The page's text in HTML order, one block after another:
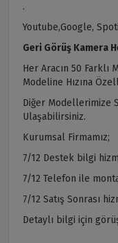
.
Youtube,Google,
Geri Görüş Kamera
Her Aracın 50 Farklı
Modeline Hızına
Diğer Modellerimize
Ulaşabilirsiniz.
Kurumsal Firmamız;
7/12 Destek bilgi
7/12 Telefon ile
7/12 Satış Sonrası
Detaylı bilgi için